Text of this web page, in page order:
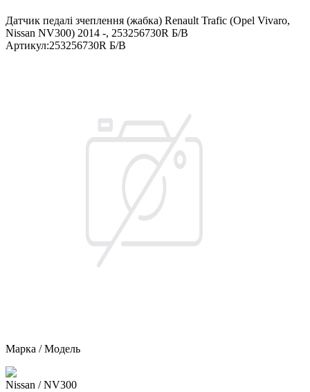
Датчик педалі зчеплення (жабка) Renault Trafic (Opel Vivaro,
Nissan NV300) 2014 -, 253256730R Б/В
Артикул:253256730R Б/В
Марка / Модель
Nissan / NV300